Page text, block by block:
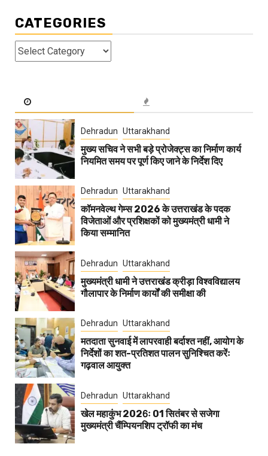
CATEGORIES
Categories
Dehradun Uttarakhand
मुख्य सचिव ने सभी बड़े प्रोजेक्ट्स का निर्माण कार्य
नियमित समय पर पूर्ण किए जाने के निर्देश दिए
Dehradun Uttarakhand
कॉमनवेल्थ गेम्स 2026 के उत्तराखंड के पदक
विजेताओं और प्रशिक्षकों को मुख्यमंत्री धामी ने
किया सम्मानित
Dehradun Uttarakhand
मुख्यमंत्री धामी ने उत्तराखंड क्रीड़ा विश्वविद्यालय
गौलापार के निर्माण कार्यों की समीक्षा की
Dehradun Uttarakhand
मतदाता सुनवाई में लापरवाही बर्दाश्त नहीं, आयोग के
निर्देशों का शत-प्रतिशत पालन सुनिश्चित करेंः
गढ़वाल आयुक्त
Dehradun Uttarakhand
खेल महाकुंभ 2026ः 01 सितंबर से सजेगा
मुख्यमंत्री चैंम्पियनशिप ट्रॉफी का मंच